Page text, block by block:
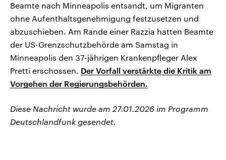
Beamte nach Minneapolis entsandt, um Migranten
ohne Aufenthaltsgenehmigung festzusetzen und
abzuschieben. Am Rande einer Razzia hatten Beamte
der US-Grenzschutzbehörde am Samstag in
Minneapolis den 37-jährigen Krankenpfleger Alex
Pretti erschossen. Der Vorfall verstärkte die Kritik am
Vorgehen der Regierungsbehörden.
Diese Nachricht wurde am 27.01.2026 im Programm
Deutschlandfunk gesendet.